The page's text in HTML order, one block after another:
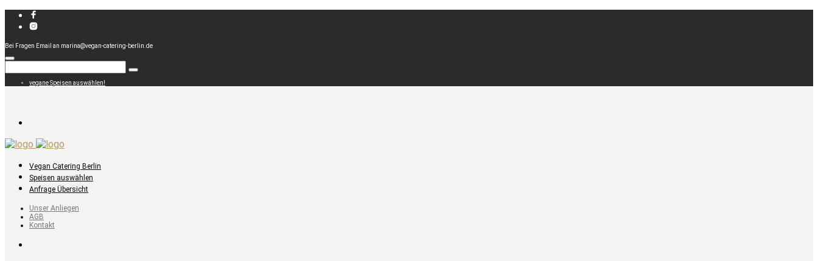
Bei Fragen Email an marina@vegan-catering-berlin.de
vegane Speisen auswählen!
Vegan Catering Berlin
Speisen auswählen
Anfrage Übersicht
Unser Anliegen
AGB
Kontakt